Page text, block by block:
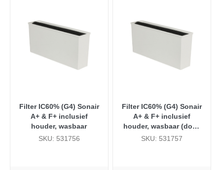
Filter IC60% (G4) Sonair
A+ & F+ inclusief
houder, wasbaar
SKU: 531756
Filter IC60% (G4) Sonair
A+ & F+ inclusief
houder, wasbaar (doos
50 stuks)
SKU: 531757